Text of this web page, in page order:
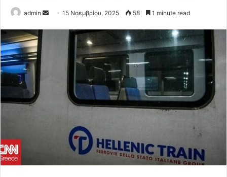
admin
Send15 Νοεμβρίου, 2025 58 1 minute read